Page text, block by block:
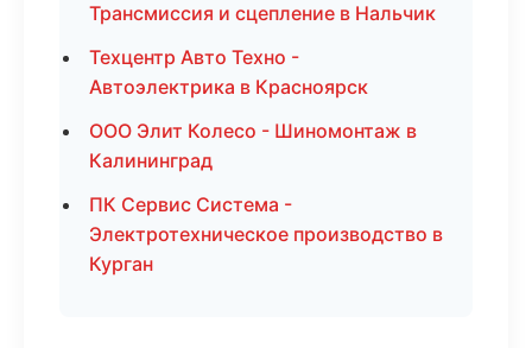
Трансмиссия и сцепление в Нальчик
Техцентр Авто Техно -
Автоэлектрика в Красноярск
ООО Элит Колесо - Шиномонтаж в
Калининград
ПК Сервис Система -
Электротехническое производство в
Курган